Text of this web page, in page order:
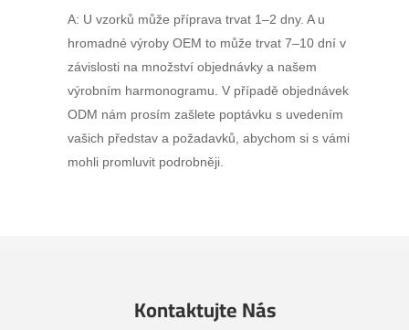
A: U vzorků může příprava trvat 1–2 dny. A u
hromadné výroby OEM to může trvat 7–10 dní v
závislosti na množství objednávky a našem
výrobním harmonogramu. V případě objednávek
ODM nám prosím zašlete poptávku s uvedením
vašich představ a požadavků, abychom si s vámi
mohli promluvit podrobněji.
Kontaktujte Nás